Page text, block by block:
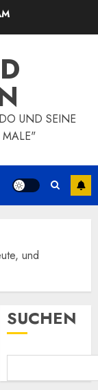
UND SEINE
und
SUCHEN